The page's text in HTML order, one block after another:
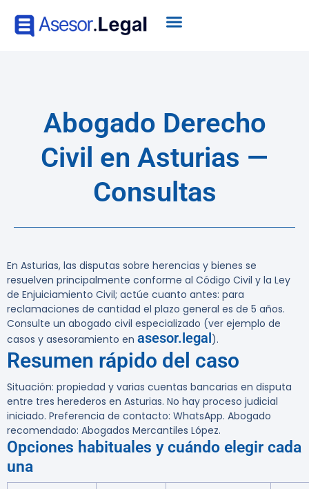
Abogado Derecho
Civil en Asturias —
Consultas
En Asturias, las disputas sobre herencias y bienes se
resuelven principalmente conforme al Código Civil y la Ley
de Enjuiciamiento Civil; actúe cuanto antes: para
reclamaciones de cantidad el plazo general es de 5 años.
Consulte un abogado civil especializado (ver ejemplo de
casos y asesoramiento en asesor.legal).
Resumen rápido del caso
Situación: propiedad y varias cuentas bancarias en disputa
entre tres herederos en Asturias. No hay proceso judicial
iniciado. Preferencia de contacto: WhatsApp. Abogado
recomendado: Abogados Mercantiles López.
Opciones habituales y cuándo elegir cada
una